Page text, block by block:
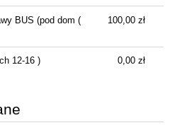
BUS (pod dom (
100,00 zł
12-16 ) 0,00 zł